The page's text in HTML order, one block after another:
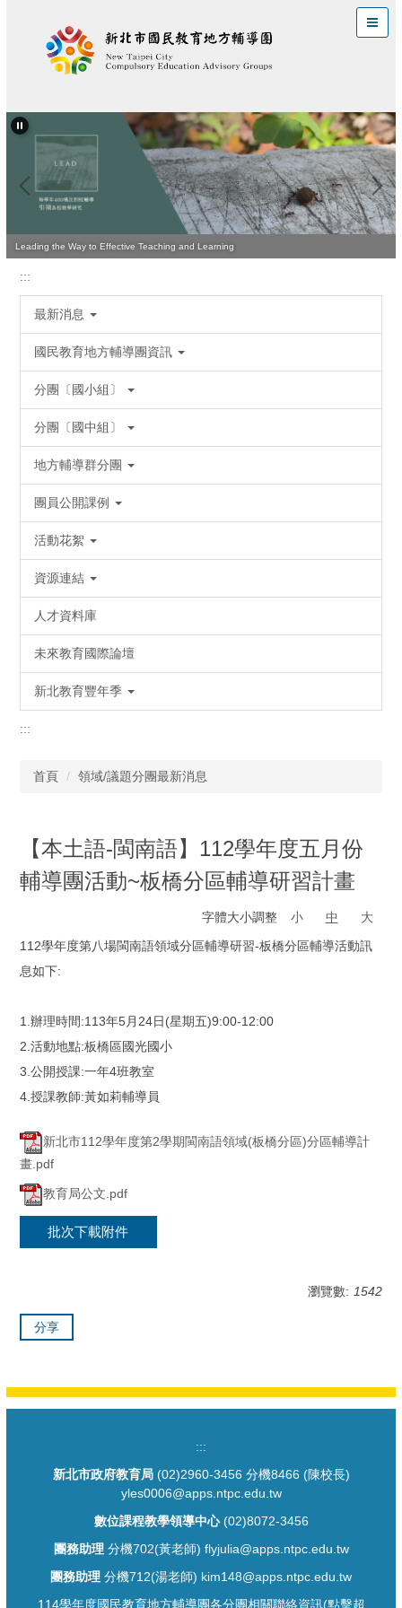
區
Leading the Way to Effective Teaching and Learning
:::
最新消息
國民教育地方輔導團資訊
分團〔國小組〕
分團〔國中組〕
地方輔導群分團
團員公開課例
活動花絮
資源連結
人才資料庫
未來教育國際論壇
新北教育豐年季
:::
首頁 領域/議題分團最新消息
【本土語-閩南語】112學年度五月份
輔導團活動~板橋分區輔導研習計畫
字體大小調整 小 中
大
112學年度第八場閩南語領域分區輔導研習-板橋分區輔導活動訊
息如下:
1.辦理時間:113年5月24日(星期五)9:00-12:00
2.活動地點:板橋區國光國小
3.公開授課:一年4班教室
4.授課教師:黃如莉輔導員
新北市112學年度第2學期閩南語領域(板橋分區)分區輔導計
畫.pdf
教育局公文.pdf
批次下載附件
瀏覽數: 1542
分享
:::
新北市政府教育局(02)2960-3456 分機8466 (陳校長)
yles0006@apps.ntpc.edu.tw
數位課程教學領導中心(02)8072-3456
團務助理分機702(黃老師) flyjulia@apps.ntpc.edu.tw
團務助理 分機712(湯老師) kim148@apps.ntpc.edu.tw
114學年度國民教育地方輔導團各分團相關聯絡資訊(點擊超